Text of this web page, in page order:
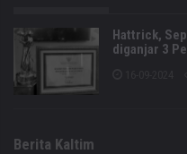
Hattrick,
diganjar 3
Berita Kaltim